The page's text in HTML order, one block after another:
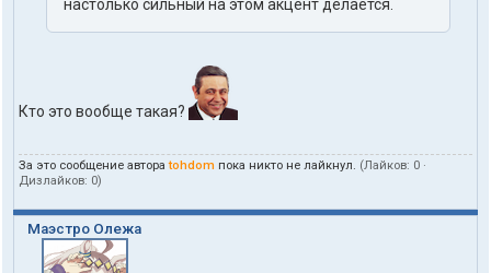
з
т
я
t
h
настолько сильный на этом акцент делается.
Кто это вообще такая?
За это сообщение автораtohdom пока никто не лайкнул. (Лайков: 0 ·
Дизлайков: 0)
Маэстро Олежа